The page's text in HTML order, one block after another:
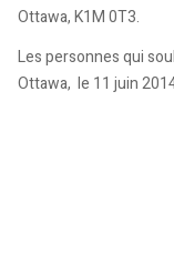
Ottawa, K1M 0T3.
Les personnes qui
Ottawa, le 11 juin